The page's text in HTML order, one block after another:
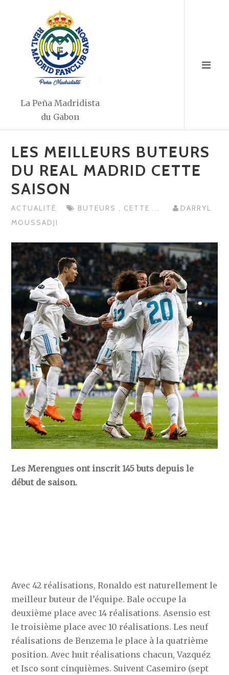
La Peña Madridista
du Gabon
LES MEILLEURS BUTEURS
DU REAL MADRID CETTE
SAISON
ACTUALITÉ BUTEURS , CETTE ...
DARRYL
MOUSSADJI
Les Merengues ont inscrit 145 buts depuis le
début de saison.
Avec 42 réalisations, Ronaldo est naturellement le
meilleur buteur de l’équipe. Bale occupe la
deuxième place avec 14 réalisations. Asensio est
le troisième place avec 10 réalisations. Les neuf
réalisations de Benzema le place à la quatrième
position. Avec huit réalisations chacun, Vazquéz
et Isco sont cinquièmes. Suivent Casemiro (sept